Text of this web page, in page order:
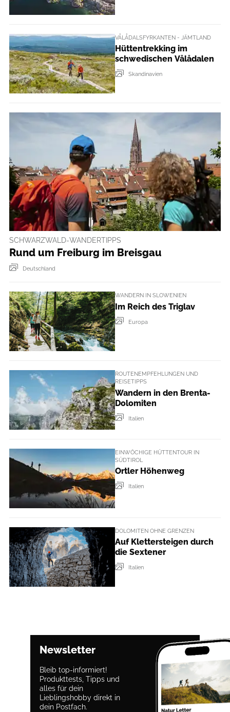
VÅLÅDALSFYRKANTEN - JÄMTLAND
Hüttentrekking im
schwedischen Vålådalen
Skandinavien
SCHWARZWALD-WANDERTIPPS
Rund um Freiburg im Breisgau
Deutschland
WANDERN IN SLOWENIEN
Im Reich des Triglav
Europa
ROUTENEMPFEHLUNGEN UND
REISETIPPS
Wandern in den Brenta-
Dolomiten
Italien
EINWÖCHIGE HÜTTENTOUR IN
SÜDTIROL
Ortler Höhenweg
Italien
DOLOMITEN OHNE GRENZEN
Auf Klettersteigen durch
die Sextener
Italien
Newsletter
Bleib top-informiert!
Produkttests, Tipps und
alles für dein
Lieblingshobby direkt in
dein Postfach.